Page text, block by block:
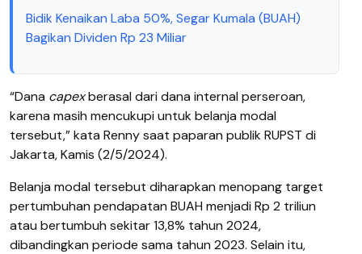
Bidik Kenaikan Laba 50%, Segar Kumala (BUAH)
Bagikan Dividen Rp 23 Miliar
“Dana capexberasal dari dana internal perseroan,
karena masih mencukupi untuk belanja modal
tersebut,” kata Renny saat paparan publik RUPST di
Jakarta, Kamis (2/5/2024).
Belanja modal tersebut diharapkan menopang target
pertumbuhan pendapatan BUAH menjadi Rp 2 triliun
atau bertumbuh sekitar 13,8% tahun 2024,
dibandingkan periode sama tahun 2023. Selain itu,